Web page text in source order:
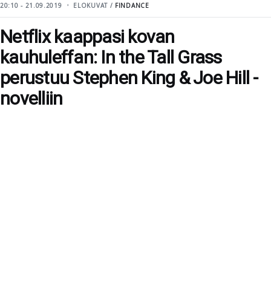
20:10 - 21.09.2019 ELOKUVAT / FINDANCE
Netflix kaappasi kovan
kauhuleffan: In the Tall Grass
perustuu Stephen King & Joe Hill -
novelliin